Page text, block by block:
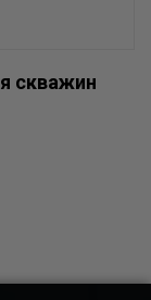
скважин